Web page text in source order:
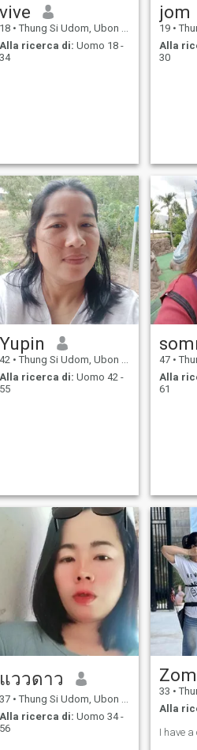
vive
18 • Thung Si Udom, Ubon Ratchathani, Thailandia
Alla ricerca di: Uomo 18 -
34
jom
19 • Thung
Alla
30
Yupin
42 • Thung Si Udom, Ubon Ratchathani, Thailandia
Alla ricerca di: Uomo 42 -
55
47 • Thung
Alla
61
แววดาว
37 • Thung Si Udom, Ubon Ratchathani, Thailandia
Alla ricerca di: Uomo 34 -
56
33 • Thung
Alla
I have a